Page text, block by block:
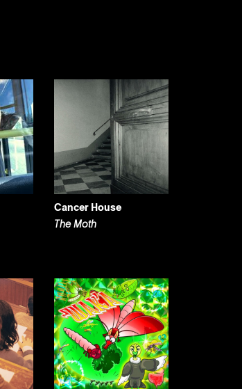
Cancer House
The Moth